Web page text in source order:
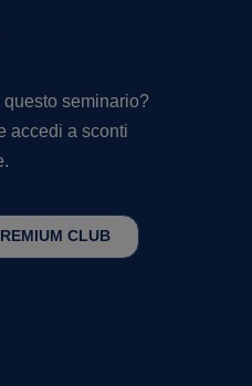
seminario?
accedi a sconti
CLUB